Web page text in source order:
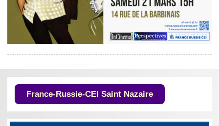
France-Russie-CEI Saint Nazaire